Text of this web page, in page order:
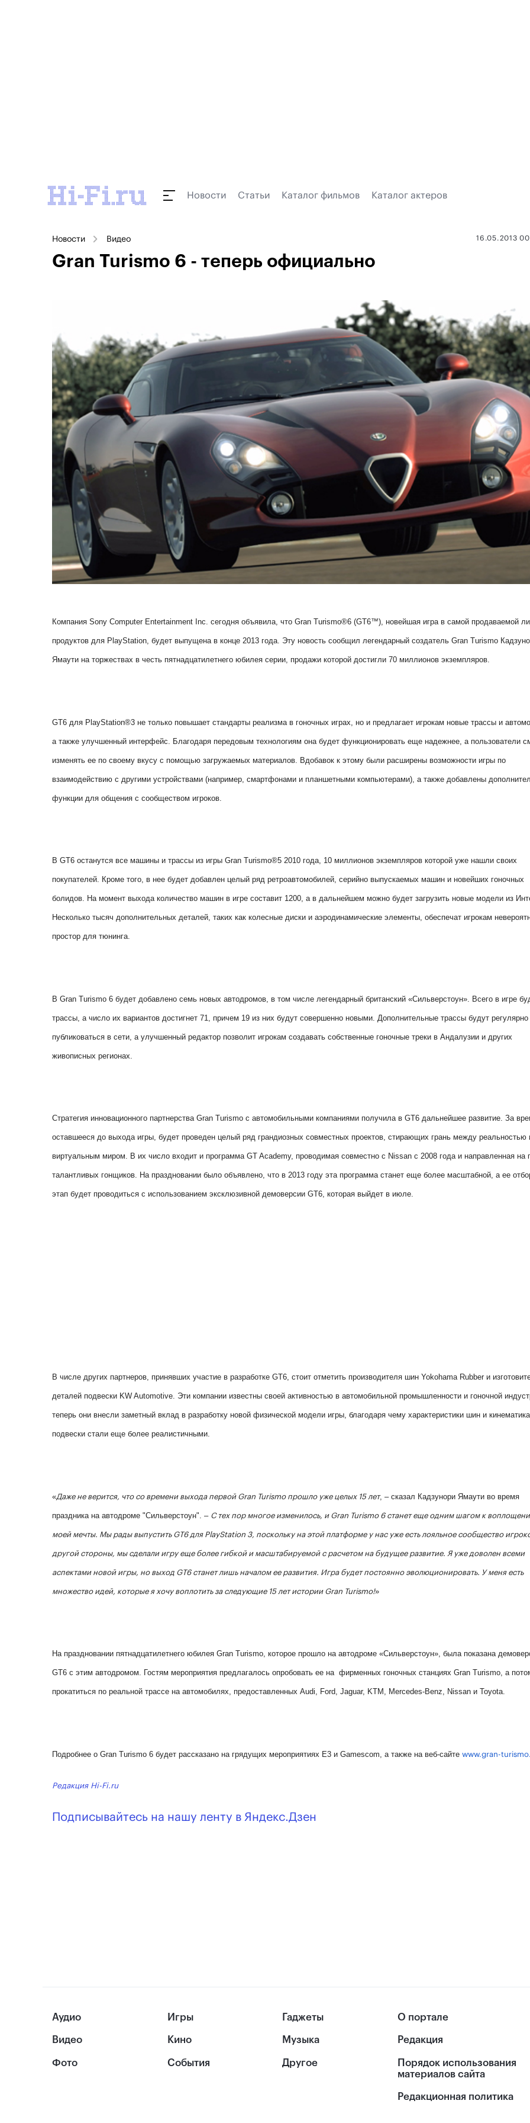
Новости Статьи Каталог фильмов Каталог актеров
Новости Видео 16.05.2013
Gran Turismo 6 - теперь официально
Компания Sony Computer Entertainment Inc. сегодня объявила, что Gran Turismo®6 (GT6™), новейшая игра в самой продаваемой
продуктов для PlayStation, будет выпущена в конце 2013 года. Эту новость сообщил легендарный создатель Gran Turismo
Ямаути на торжествах в честь пятнадцатилетнего юбилея серии, продажи которой достигли 70 миллионов экземпляров.
GT6 для PlayStation®3 не только повышает стандарты реализма в гоночных играх, но и предлагает игрокам новые трассы и
а также улучшенный интерфейс. Благодаря передовым технологиям она будет функционировать еще надежнее, а пользователи
изменять ее по своему вкусу с помощью загружаемых материалов. Вдобавок к этому были расширены возможности игры по
взаимодействию с другими устройствами (например, смартфонами и планшетными компьютерами), а также добавлены
функции для общения с сообществом игроков.
В GT6 останутся все машины и трассы из игры Gran Turismo®5 2010 года, 10 миллионов экземпляров которой уже нашли своих
покупателей. Кроме того, в нее будет добавлен целый ряд ретроавтомобилей, серийно выпускаемых машин и новейших гоночных
болидов. На момент выхода количество машин в игре составит 1200, а в дальнейшем можно будет загрузить новые модели из
Несколько тысяч дополнительных деталей, таких как колесные диски и аэродинамические элементы, обеспечат игрокам
простор для тюнинга.
В Gran Turismo 6 будет добавлено семь новых автодромов, в том числе легендарный британский «Сильверстоун». Всего в игре
трассы, а число их вариантов достигнет 71, причем 19 из них будут совершенно новыми. Дополнительные трассы будут регулярно
публиковаться в сети, а улучшенный редактор позволит игрокам создавать собственные гоночные треки в Андалузии и других
живописных регионах.
Стратегия инновационного партнерства Gran Turismo с автомобильными компаниями получила в GT6 дальнейшее развитие. За
оставшееся до выхода игры, будет проведен целый ряд грандиозных совместных проектов, стирающих грань между реальностью
виртуальным миром. В их число входит и программа GT Academy, проводимая совместно с Nissan с 2008 года и направленная на
талантливых гонщиков. На праздновании было объявлено, что в 2013 году эта программа станет еще более масштабной, а ее
этап будет проводиться с использованием эксклюзивной демоверсии GT6, которая выйдет в июле.
В числе других партнеров, принявших участие в разработке GT6, стоит отметить производителя шин Yokohama Rubber и
деталей подвески KW Automotive. Эти компании известны своей активностью в автомобильной промышленности и гоночной
теперь они внесли заметный вклад в разработку новой физической модели игры, благодаря чему характеристики шин и кинематика
подвески стали еще более реалистичными.
«Даже не верится, что со времени выхода первой Gran Turismo прошло уже целых 15 лет, – сказал Кадзунори Ямаути во время
праздника на автодроме "Сильверстоун". – С тех пор многое изменилось, и Gran Turismo 6 станет еще одним шагом к
моей мечты. Мы рады выпустить GT6 для PlayStation 3, поскольку на этой платформе у нас уже есть лояльное сообщество
другой стороны, мы сделали игру еще более гибкой и масштабируемой с расчетом на будущее развитие. Я уже доволен всеми
аспектами новой игры, но выход GT6 станет лишь началом ее развития. Игра будет постоянно эволюционировать. У меня есть
множество идей, которые я хочу воплотить за следующие 15 лет истории Gran Turismo!»
На праздновании пятнадцатилетнего юбилея Gran Turismo, которое прошло на автодроме «Сильверстоун», была показана
GT6 с этим автодромом. Гостям мероприятия предлагалось опробовать ее на фирменных гоночных станциях Gran Turismo, а
прокатиться по реальной трассе на автомобилях, предоставленных Audi, Ford, Jaguar, KTM, Mercedes-Benz, Nissan и Toyota.
Подробнее о Gran Turismo 6 будет рассказано на грядущих мероприятиях E3 и Gamescom, а также на веб-сайте www.gran-
Редакция Hi-Fi.ru
Подписывайтесь на нашу ленту в Яндекс.Дзен
Аудио
Видео
Фото
Игры
Кино
События
Гаджеты
Музыка
Другое
О портале
Редакция
Порядок использования
материалов сайта
Редакционная политика